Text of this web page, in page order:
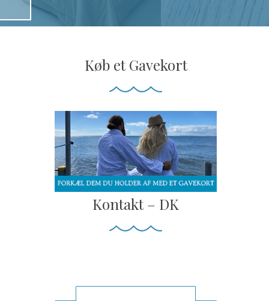
Køb et Gavekort
Kontakt – DK